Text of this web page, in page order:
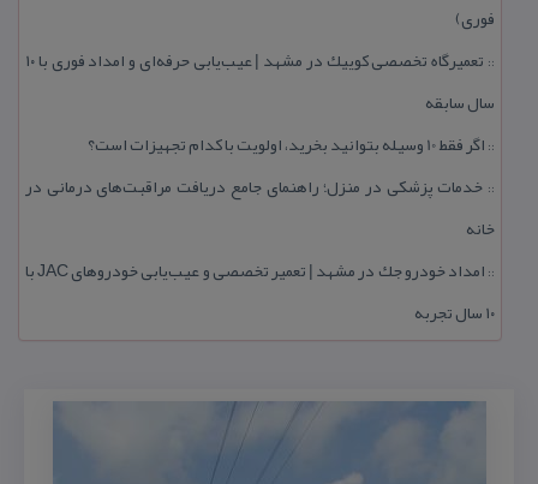
فوری)
::
تعمیرگاه تخصصی كوییك در مشهد | عیب‌یابی حرفه‌ای و امداد فوری با ۱۰
سال سابقه
:: اگر فقط 10 وسیله بتوانید بخرید، اولویت با كدام تجهیزات است؟
:: خدمات پزشكی در منزل؛ راهنمای جامع دریافت مراقبت‌های درمانی در
خانه
::
امداد خودرو جك در مشهد | تعمیر تخصصی و عیب‌یابی خودروهای JAC با
۱۰ سال تجربه